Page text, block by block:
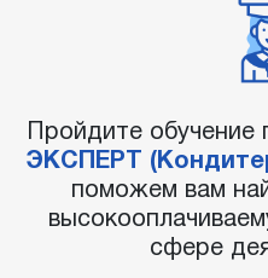
Пройдите обучение
ЭКСПЕРТ
поможем вам
сфере